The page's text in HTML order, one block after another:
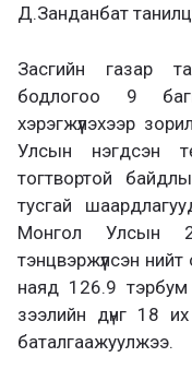
Д.Занданбат
Засгийн газар
бодлогоо 9
хэрэгжүүлэхээр
Улсын нэгдсэн
тогтвортой
тусгай
Монгол Улсын
тэнцвэржүүлсэн
наяд 126.9 тэрбум
зээлийн дүнг 18
баталгаажуулжээ.